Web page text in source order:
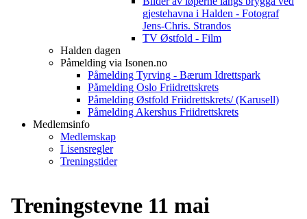
gjestehavna i Halden - Fotograf
Jens-Chris. Strandos
TV Østfold - Film
Halden dagen
Påmelding via Isonen.no
Påmelding Tyrving - Bærum Idrettspark
Påmelding Oslo Friidrettskrets
Påmelding Østfold Friidrettskrets/ (Karusell)
Påmelding Akershus Friidrettskrets
Medlemsinfo
Medlemskap
Lisensregler
Treningstider
Treningstevne 11 mai